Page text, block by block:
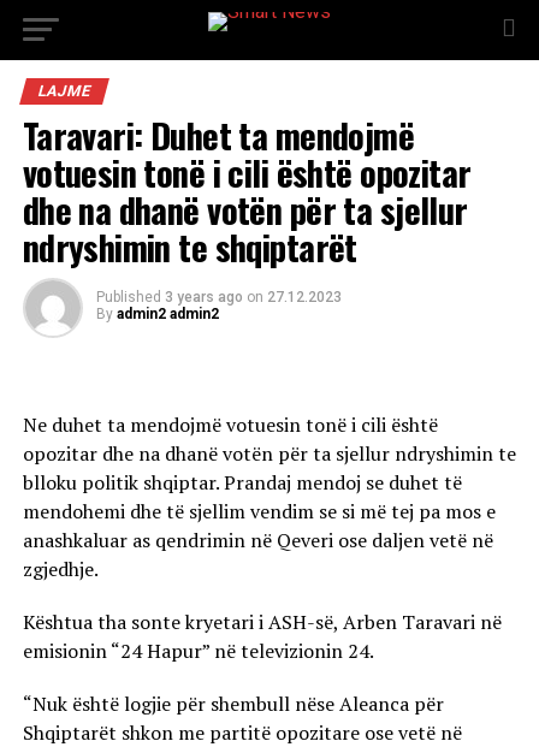
LAJME
Taravari: Duhet ta mendojmë
votuesin tonë i cili është opozitar
dhe na dhanë votën për ta sjellur
ndryshimin te shqiptarët
Published 3 years ago on 27.12.2023
By admin2 admin2
Ne duhet ta mendojmë votuesin tonë i cili është
opozitar dhe na dhanë votën për ta sjellur ndryshimin te
blloku politik shqiptar. Prandaj mendoj se duhet të
mendohemi dhe të sjellim vendim se si më tej pa mos e
anashkaluar as qendrimin në Qeveri ose daljen vetë në
zgjedhje.
Kështua tha sonte kryetari i ASH-së, Arben Taravari në
emisionin “24 Hapur” në televizionin 24.
“Nuk është logjie për shembull nëse Aleanca për
Shqiptarët shkon me partitë opozitare ose vetë në